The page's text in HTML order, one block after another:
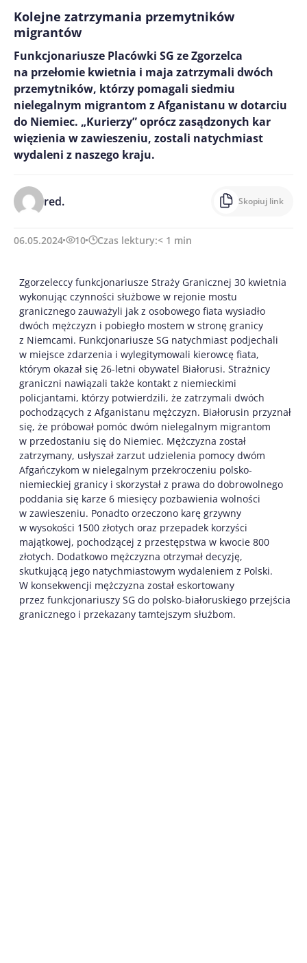
Kolejne zatrzymania przemytników
migrantów
Funkcjonariusze Placówki SG ze Zgorzelca
na przełomie kwietnia i maja zatrzymali dwóch
przemytników, którzy pomagali siedmiu
nielegalnym migrantom z Afganistanu w dotarciu
do Niemiec. „Kurierzy” oprócz zasądzonych kar
więzienia w zawieszeniu, zostali natychmiast
wydaleni z naszego kraju.
red. Skopiuj link
06.05.2024 10 Czas lektury:< 1 min
Zgorzeleccy funkcjonariusze Straży Granicznej 30 kwietnia
wykonując czynności służbowe w rejonie mostu
granicznego zauważyli jak z osobowego fiata wysiadło
dwóch mężczyzn i pobiegło mostem w stronę granicy
z Niemcami. Funkcjonariusze SG natychmiast podjechali
w miejsce zdarzenia i wylegitymowali kierowcę fiata,
którym okazał się 26-letni obywatel Białorusi. Strażnicy
graniczni nawiązali także kontakt z niemieckimi
policjantami, którzy potwierdzili, że zatrzymali dwóch
pochodzących z Afganistanu mężczyzn. Białorusin przyznał
się, że próbował pomóc dwóm nielegalnym migrantom
w przedostaniu się do Niemiec. Mężczyzna został
zatrzymany, usłyszał zarzut udzielenia pomocy dwóm
Afgańczykom w nielegalnym przekroczeniu polsko-
niemieckiej granicy i skorzystał z prawa do dobrowolnego
poddania się karze 6 miesięcy pozbawienia wolności
w zawieszeniu. Ponadto orzeczono karę grzywny
w wysokości 1500 złotych oraz przepadek korzyści
majątkowej, pochodzącej z przestępstwa w kwocie 800
złotych. Dodatkowo mężczyzna otrzymał decyzję,
skutkującą jego natychmiastowym wydaleniem z Polski.
W konsekwencji mężczyzna został eskortowany
przez funkcjonariuszy SG do polsko-białoruskiego przejścia
granicznego i przekazany tamtejszym służbom.